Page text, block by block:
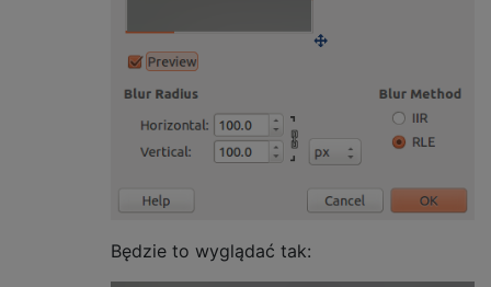
Będzie to wyglądać tak: